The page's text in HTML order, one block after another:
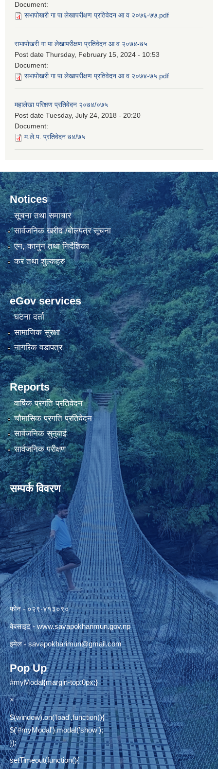
Document:
सभापोखरी गा पा लेखापरीक्षण प्रतिवेदन आ व २०७६-७७.pdf
सभापोखरी गा पा लेखापरीक्षण प्रतिवेदन आ व २०७४-७५
Post date Thursday, February 15, 2024 - 10:53
Document:
सभापोखरी गा पा लेखापरीक्षण प्रतिवेदन आ व २०७४-७५.pdf
महालेखा परिक्षण प्रतिवेदन २०७४/०७५
Post date Tuesday, July 24, 2018 - 20:20
Document:
म.ले.प. प्रतिवेदन ७४/७५
Notices
सूचना तथा समाचार
सार्वजनिक खरीद /बोलपत्र सूचना
एन, कानुन तथा निर्देशिका
कर तथा शुल्कहरु
eGov services
घटना दर्ता
सामाजिक सुरक्षा
नागरिक वडापत्र
Reports
वार्षिक प्रगति प्रतिवेदन
चौमासिक प्रगति प्रतिवेदन
सार्वजनिक सुनुवाई
सार्वजनिक परीक्षण
सम्पर्क विवरण
फोन - ०२९-४१३०९०
वेबसाइट -www.savapokharimun.gov.np
इमेल -savapokharimun@gmail.com
Pop Up
#myModal{margin-top:0px;}
×
$(window).on('load',function(){
$('#myModal').modal('show');
});
setTimeout(function(){